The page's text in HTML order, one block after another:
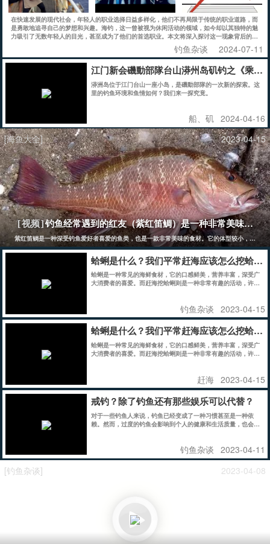
在快速发展的现代社会，年轻人的职业选择日益多样化，他们不再局限于传统的职业道路，而
是勇敢地追寻自己的梦想和兴趣。海钓，这一曾被视为休闲活动的领域，如今却以其独特的魅
力吸引了无数年轻人的目光，甚至成为了他们的首选职业。本文将深入探讨这一现象背后的原
钓鱼杂谈 2024-07-11
江门新会磯動部隊台山漭州岛矶钓之《乘风
漭洲岛位于江门台山一座小岛，是磯動部隊的一次新的探索。这
里的钓鱼环境和鱼情如何？我们来一探究竟。
船、矶 2024-04-16
[海鱼大全]
2023-04-15
[视频]钓鱼经常遇到的红友（紫红笛鲷）是一种非常美味的鱼
紫红笛鲷是一种深受钓鱼爱好者喜爱的鱼类，也是一款非常美味的食材。它的体型较小，一般
蛤蜊是什么？我们平常赶海应该怎么挖蛤蜊
蛤蜊是一种常见的海鲜食材，它的口感鲜美，营养丰富，深受广
大消费者的喜爱。而赶海挖蛤蜊则是一种非常有趣的活动，许多
钓鱼杂谈 2023-04-15
蛤蜊是什么？我们平常赶海应该怎么挖蛤蜊
蛤蜊是一种常见的海鲜食材，它的口感鲜美，营养丰富，深受广
大消费者的喜爱。而赶海挖蛤蜊则是一种非常有趣的活动，许多
赶海 2023-04-15
戒钓？除了钓鱼还有那些娱乐可以代替？
对于一些钓鱼人来说，钓鱼已经变成了一种习惯甚至是一种依
赖。然而，过度的钓鱼会影响到个人的健康和生活质量，也会对
建议，并给出一些其他娱乐方式的忠告。
钓鱼杂谈 2023-04-11
[钓鱼杂谈]
2023-04-08